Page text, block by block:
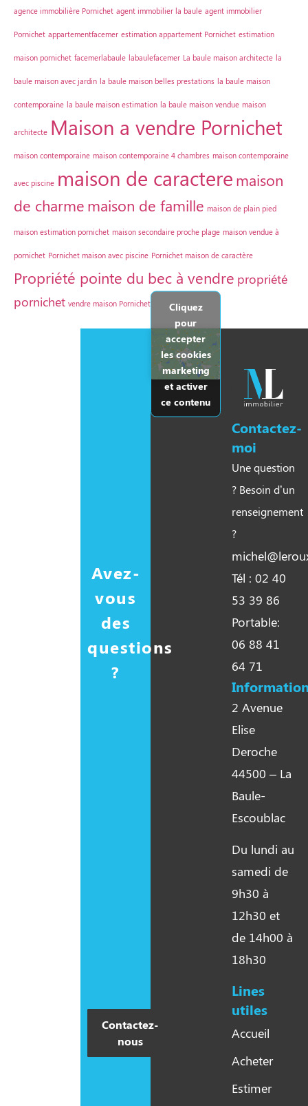
agence immobilière Pornichet agent immobilier la baule agent immobilier
Pornichet appartementfacemer estimation appartement Pornichet estimation
maison pornichet facemerlabaule labaulefacemer La baule maison architecte la
baule maison avec jardin la baule maison belles prestations la baule maison
contemporaine la baule maison estimation la baule maison vendue maison
architecte Maison a vendre Pornichet
maison contemporaine maison contemporaine 4 chambres maison contemporaine
avec piscine maison de caractere maison
de charme maison de famille maison de plain pied
maison estimation pornichet maison secondaire proche plage maison vendue à
pornichet Pornichet maison avec piscine Pornichet maison de caractère
Propriété pointe du bec à vendre propriété
pornichet vendre maison Pornichet
Avez-
vous
des
questions
?
Contactez-
nous
Cliquez
pour
accepter
les cookies
marketing
et activer
ce contenu
Contactez-
moi
Une question
? Besoin d’un
renseignement
?
Tél : 02 40
53 39 86
Portable:
06 88 41
64 71
2 Avenue
Elise
Deroche
44500 – La
Baule-
Escoublac
Du lundi au
samedi de
9h30 à
12h30 et
de 14h00 à
18h30
Lines
utiles​
Accueil
Acheter
Estimer